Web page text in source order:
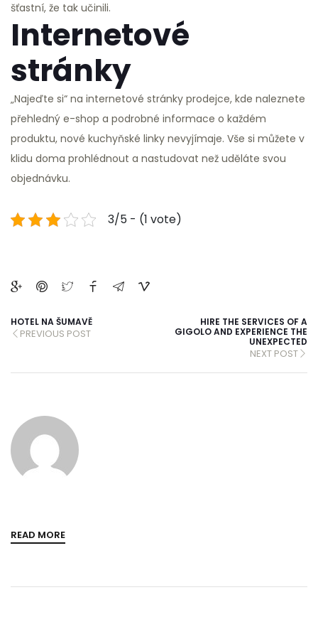
šťastní, že tak učinili.
Internetové
stránky
„Najeďte si“ na internetové stránky prodejce, kde naleznete
přehledný e-shop a podrobné informace o každém
produktu, nové kuchyňské linky nevyjímaje. Vše si můžete v
klidu doma prohlédnout a nastudovat než uděláte svou
objednávku.
3/5 - (1 vote)
HOTEL NA ŠUMAVĚ
PREVIOUS POST
HIRE THE SERVICES OF A
GIGOLO AND EXPERIENCE THE
UNEXPECTED
NEXT POST
READ MORE